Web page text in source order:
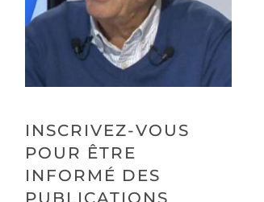
INSCRIVEZ-VOUS
POUR ÊTRE
INFORMÉ DES
PUBLICATIONS